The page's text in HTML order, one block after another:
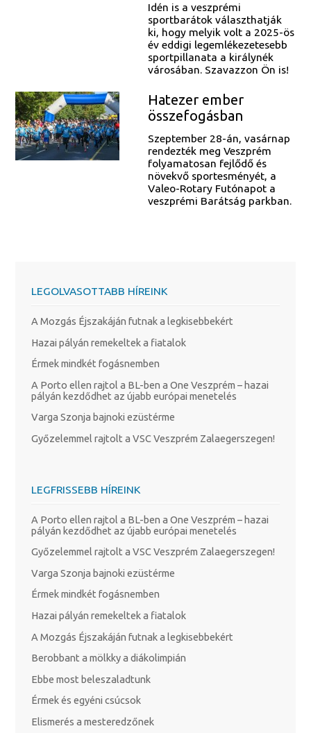
Idén is a veszprémi
sportbarátok választhatják
ki, hogy melyik volt a 2025-ös
év eddigi legemlékezetesebb
sportpillanata a királynék
városában. Szavazzon Ön is!
Hatezer ember
összefogásban
Szeptember 28-án, vasárnap
rendezték meg Veszprém
folyamatosan fejlődő és
növekvő sportesményét, a
Valeo-Rotary Futónapot a
veszprémi Barátság parkban.
LEGOLVASOTTABB HÍREINK
A Mozgás Éjszakáján futnak a legkisebbekért
Hazai pályán remekeltek a fiatalok
Érmek mindkét fogásnemben
A Porto ellen rajtol a BL-ben a One Veszprém – hazai
pályán kezdődhet az újabb európai menetelés
Varga Szonja bajnoki ezüstérme
Győzelemmel rajtolt a VSC Veszprém Zalaegerszegen!
LEGFRISSEBB HÍREINK
A Porto ellen rajtol a BL-ben a One Veszprém – hazai
pályán kezdődhet az újabb európai menetelés
Győzelemmel rajtolt a VSC Veszprém Zalaegerszegen!
Varga Szonja bajnoki ezüstérme
Érmek mindkét fogásnemben
Hazai pályán remekeltek a fiatalok
A Mozgás Éjszakáján futnak a legkisebbekért
Berobbant a mölkky a diákolimpián
Ebbe most beleszaladtunk
Érmek és egyéni csúcsok
Elismerés a mesteredzőnek